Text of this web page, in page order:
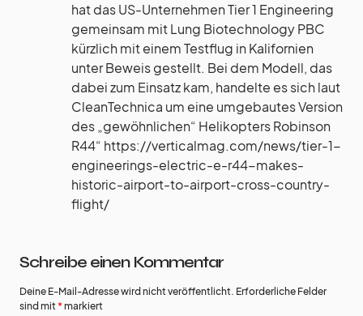
hat das US-Unternehmen Tier 1 Engineering
gemeinsam mit Lung Biotechnology PBC
kürzlich mit einem Testflug in Kalifornien
unter Beweis gestellt. Bei dem Modell, das
dabei zum Einsatz kam, handelte es sich laut
CleanTechnica um eine umgebautes Version
des „gewöhnlichen“ Helikopters Robinson
R44“ https://verticalmag.com/news/tier-1-
engineerings-electric-e-r44-makes-
historic-airport-to-airport-cross-country-
flight/
Schreibe einen Kommentar
Deine E-Mail-Adresse wird nicht veröffentlicht. Erforderliche Felder
sind mit * markiert